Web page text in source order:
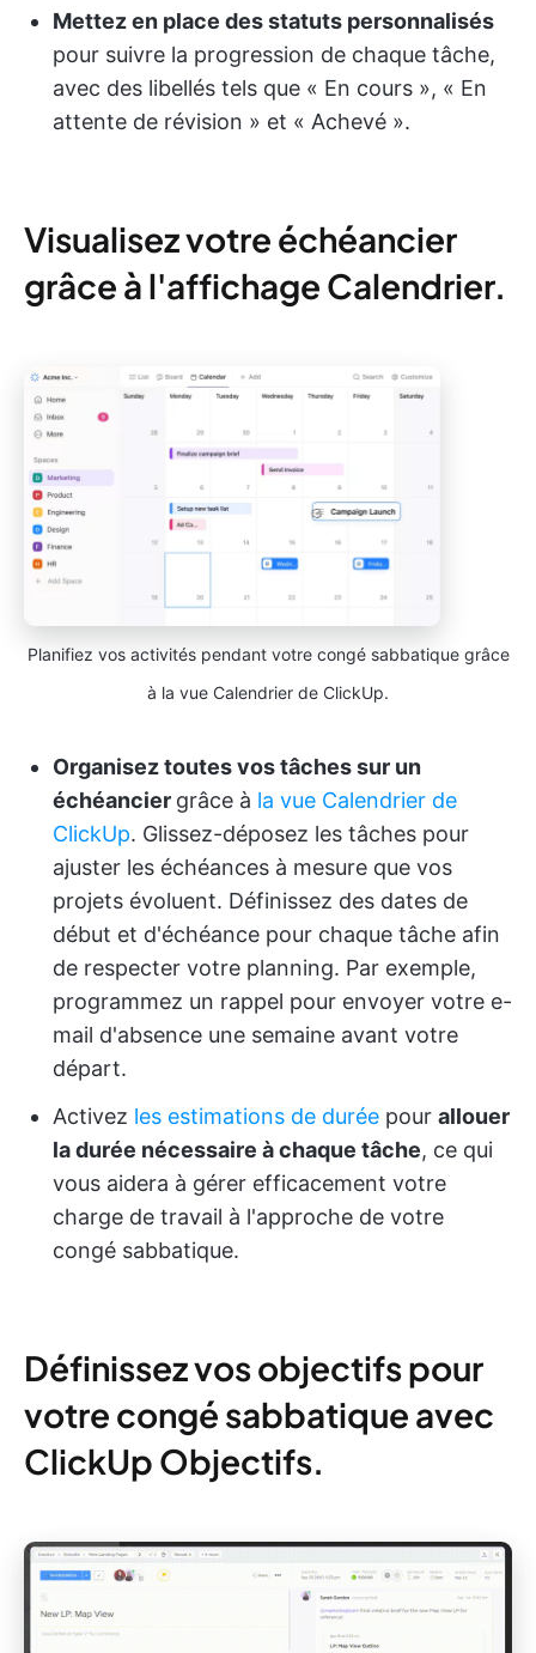
Mettez en place des statuts personnalisés
pour suivre la progression de chaque tâche,
avec des libellés tels que « En cours », « En
attente de révision » et « Achevé ».
Visualisez votre échéancier
grâce à l'affichage Calendrier.
Planifiez vos activités pendant votre congé sabbatique grâce
à la vue Calendrier de ClickUp.
Organisez toutes vos tâches sur un
échéancier grâce à la vue Calendrier de
ClickUp. Glissez-déposez les tâches pour
ajuster les échéances à mesure que vos
projets évoluent. Définissez des dates de
début et d'échéance pour chaque tâche afin
de respecter votre planning. Par exemple,
programmez un rappel pour envoyer votre e-
mail d'absence une semaine avant votre
départ.
Activez les estimations de durée pour allouer
la durée nécessaire à chaque tâche, ce qui
vous aidera à gérer efficacement votre
charge de travail à l'approche de votre
congé sabbatique.
Définissez vos objectifs pour
votre congé sabbatique avec
ClickUp Objectifs.